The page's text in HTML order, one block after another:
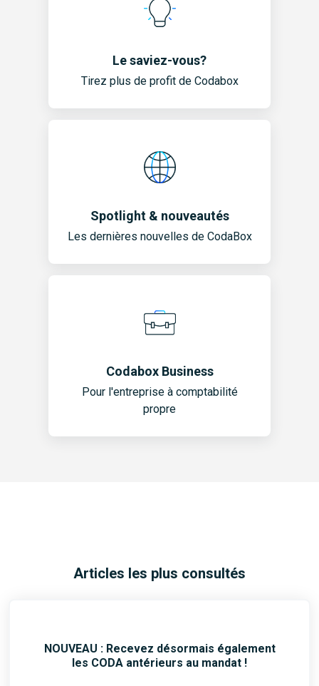
Le saviez-vous?
Tirez plus de profit de Codabox
Spotlight & nouveautés
Les dernières nouvelles de CodaBox
Codabox Business
Pour l'entreprise à comptabilité
propre
Articles les plus consultés
NOUVEAU : Recevez désormais également
les CODA antérieurs au mandat !